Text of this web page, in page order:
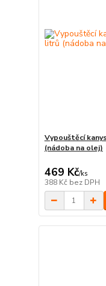
Vypouštěcí
(nádoba na olej)
469 Kč/ks
388 Kč bez DPH